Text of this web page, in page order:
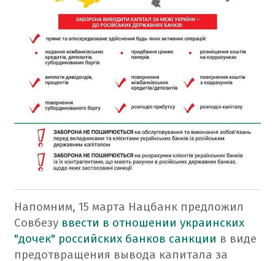
Напомним, 15 марта Нацбанк предложил
Совбезу ввести в отношении украинских
"дочек" российских банков санкции в виде
предотвращения вывода капитала за